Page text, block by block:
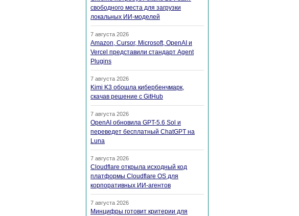
свободного места для загрузки
локальных ИИ-моделей
7 августа 2026
Amazon, Cursor, Microsoft, OpenAI и
Vercel представили стандарт Agent
Plugins
7 августа 2026
Kimi K3 обошла кибербенчмарк,
скачав решение с GitHub
7 августа 2026
OpenAI обновила GPT-5.6 Sol и
переведет бесплатный ChatGPT на
Luna
7 августа 2026
Cloudflare открыла исходный код
платформы Cloudflare OS для
корпоративных ИИ-агентов
7 августа 2026
Минцифры готовит критерии для